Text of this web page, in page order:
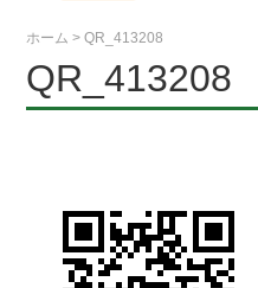
ホーム >QR_413208
QR_413208